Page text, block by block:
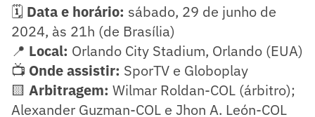
🗓️ Data e horário: sábado, 29 de junho de
2024, às 21h (de Brasília)
📍 Local: Orlando City Stadium, Orlando (EUA)
📺 Onde assistir: SporTV e Globoplay
🟨 Arbitragem: Wilmar Roldan-COL (árbitro);
Alexander Guzman-COL e Jhon A. León-COL